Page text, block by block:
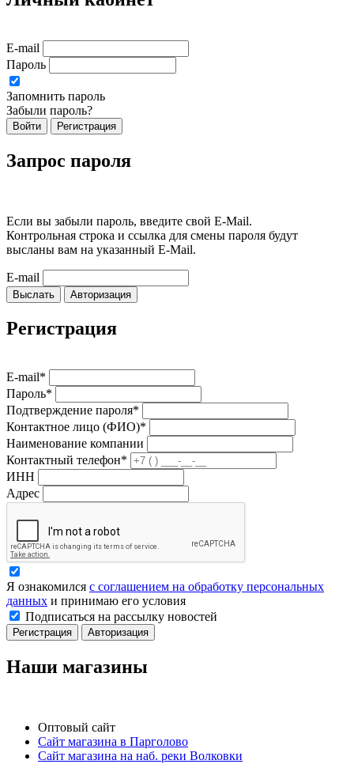
E-mail
Пароль
Запомнить пароль
Забыли пароль?
Войти Регистрация
Запрос пароля
Если вы забыли пароль, введите свой E-Mail.
Контрольная строка и ссылка для смены пароля будут
высланы вам на указанный E-Mail.
E-mail
Выслать Авторизация
Регистрация
E-mail*
Пароль*
Подтверждение пароля*
Контактное лицо (ФИО)*
Наименование компании
Контактный телефон*
ИНН
Адрес
Я ознакомился с соглашением на обработку персональных
данных и принимаю его условия
Подписаться на рассылку новостей
Регистрация Авторизация
Наши магазины
Оптовый сайт
Сайт магазина в Парголово
Сайт магазина на наб. реки Волковки